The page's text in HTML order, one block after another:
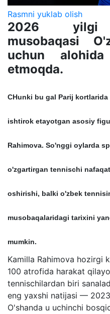
Rasmni yuklab olish
2026 yilgi
musobaqasi
uchun
etmoqda.
CHunki bu gal Parij
ishtirok etayotgan asosiy
Rahimova. So'nggi oylarda
o'zgartirgan tennischi
oshirishi, balki o'zbek
musobaqalaridagi tarixini
mumkin.
Kamilla Rahimova hozirgi
100 atrofida harakat
tennischilardan biri
eng yaxshi natijasi —
O'shanda u uchinchi